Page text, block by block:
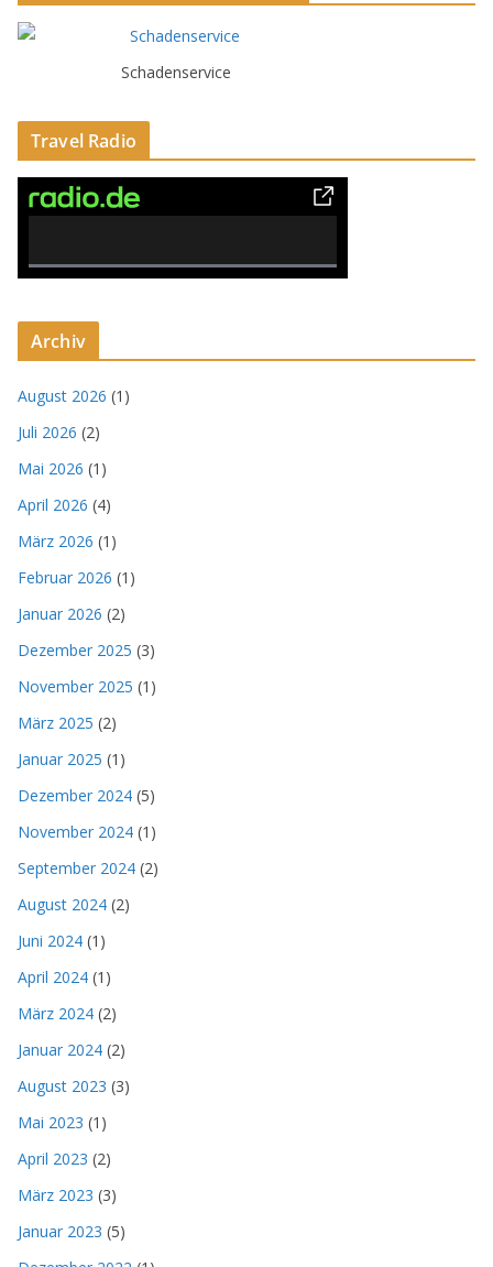
Schadenservice
Travel Radio
0% Complete
Archiv
August 2026 (1)
Juli 2026 (2)
Mai 2026 (1)
April 2026 (4)
März 2026 (1)
Februar 2026 (1)
Januar 2026 (2)
Dezember 2025 (3)
November 2025 (1)
März 2025 (2)
Januar 2025 (1)
Dezember 2024 (5)
November 2024 (1)
September 2024 (2)
August 2024 (2)
Juni 2024 (1)
April 2024 (1)
März 2024 (2)
Januar 2024 (2)
August 2023 (3)
Mai 2023 (1)
April 2023 (2)
März 2023 (3)
Januar 2023 (5)